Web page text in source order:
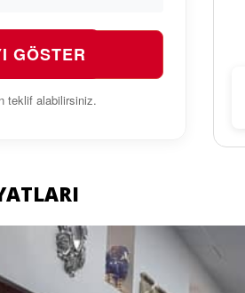
GÖSTER
teklif alabilirsiniz.